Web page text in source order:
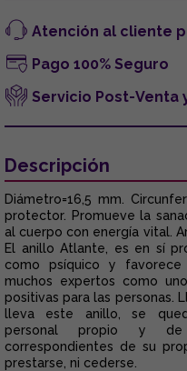
Atención al cliente
Pago 100% Seguro
Servicio Post-Venta
Descripción
Diámetro=16,5 mm.
protector. Promueve la
al cuerpo con energía vital.
El anillo Atlante, es en sí
como psíquico y
muchos expertos como
positivas para las personas.
lleva este anillo, se
personal propio y de
correspondientes de su
prestarse, ni cederse.